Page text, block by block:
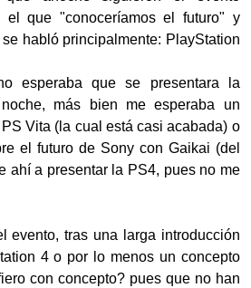
que "conoceríamos el futuro" y
habló principalmente: PlayStation
esperaba que se presentara la
más bien me esperaba un
Vita (la cual está casi acabada) o
el futuro de Sony con Gaikai (del
ahí a presentar la PS4, pues no me
evento, tras una larga introducción
4 o por lo menos un concepto
con concepto? pues que no han